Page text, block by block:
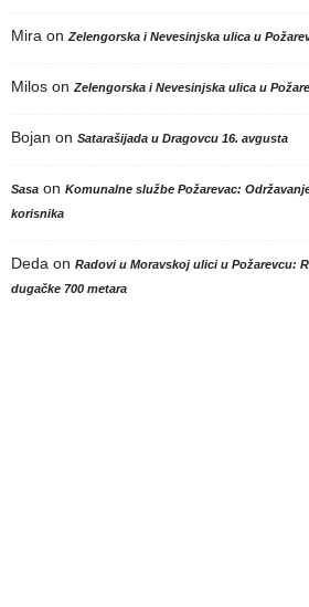
Mira on Zelengorska i Nevesinjska ulica u
Milos on Zelengorska i Nevesinjska ulica u
Bojan on Satarašijada u Dragovcu 16. avgusta
Sasa on Komunalne službe Požarevac:
korisnika
Deda on Radovi u Moravskoj ulici u Požarevcu:
dugačke 700 metara